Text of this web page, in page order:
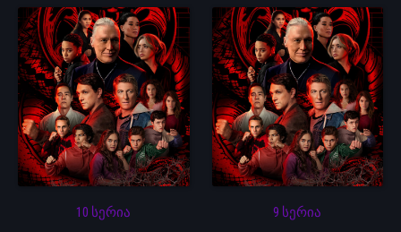
10 სერია 9 სერია